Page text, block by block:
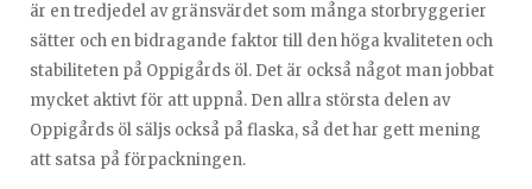
är en tredjedel av gränsvärdet som många storbryggerier
sätter och en bidragande faktor till den höga kvaliteten och
stabiliteten på Oppigårds öl. Det är också något man jobbat
mycket aktivt för att uppnå. Den allra största delen av
Oppigårds öl säljs också på flaska, så det har gett mening
att satsa på förpackningen.